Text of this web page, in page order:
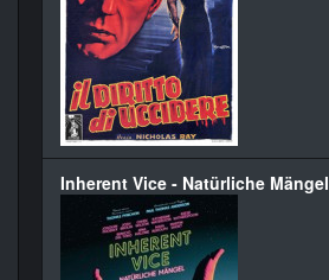
Inherent Vice - Natürliche Mängel